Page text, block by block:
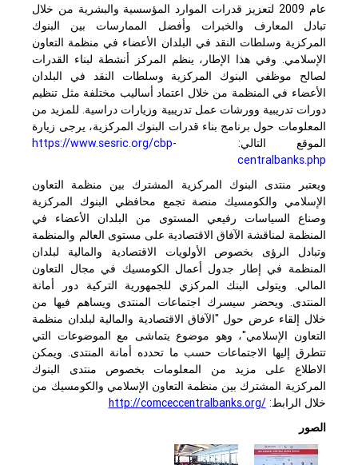
عام 2009 لتعزيز قدرات الموارد المؤسسية والبشرية من خلال
تبادل المعارف والخبرات وأفضل الممارسات بين البنوك
المركزية وسلطات النقد في البلدان الأعضاء في منظمة التعاون
الإسلامي. وفي هذا الإطار، ينظم المركز أنشطة لبناء القدرات
لصالح موظفي البنوك المركزية وسلطات النقد في البلدان
الأعضاء في المنظمة من خلال اعتماد أساليب مختلفة مثل تنظيم
دورات تدريبية وورشات عمل تدريبية وزيارات دراسية. للمزيد من
المعلومات حول برنامج بناء قدرات البنوك المركزية، يرجى زيارة
الموقع التالي:
https://www.sesric.org/cbp-
centralbanks.php
ويعتبر منتدى البنوك المركزية المشترك بين منظمة التعاون
الإسلامي والكومسيك منصة تجمع محافظي البنوك المركزية
وصناع السياسات رفيعي المستوى من البلدان الأعضاء في
المنظمة لمناقشة الآفاق الاقتصادية على مستوى العالم والمنظمة
وتبادل الرؤى بخصوص الأولويات الاقتصادية والمالية لبلدان
المنظمة في إطار جدول أعمال الكومسيك في مجال التعاون
المالي. ويتولى البنك المركزي للجمهورية التركية دور أمانة
المنتدى. ويحضر سيسرك اجتماعات المنتدى ويساهم فيها من
خلال إلقاء عرض حول "الآفاق الاقتصادية والمالية لبلدان منظمة
التعاون الإسلامي"، وهو موضوع يتماشى مع الموضوعات التي
تتطرق إليها الاجتماعات حسب ما تحدده أمانة المنتدى.ويمكن
الاطلاع على مزيد من المعلومات بخصوص منتدى البنوك
المركزية المشترك بين منظمة التعاون الإسلامي والكومسيك من
خلال الرابط:http://comceccentralbanks.org/
الصور